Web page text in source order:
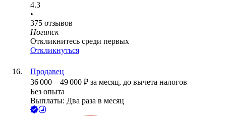
4.3
•
375 отзывов
Ногинск
Откликнитесь среди первых
Откликнуться
Продавец
36 000 – 49 000 ₽ за месяц, до вычета налогов
Без опыта
Выплаты: Два раза в месяц